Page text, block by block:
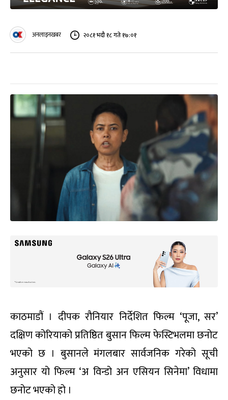
अनलाइनखबर २०८१ भदौ १८ गते १७:०१
काठमाडौं । दीपक रौनियार निर्देशित फिल्म ‘पूजा, सर’
दक्षिण कोरियाको प्रतिष्ठित बुसान फिल्म फेस्टिभलमा छनोट
भएको छ । बुसानले मंगलबार सार्वजनिक गरेको सूची
अनुसार यो फिल्म ‘अ विन्डो अन एसियन सिनेमा’ विधामा
छनोट भएको हो ।